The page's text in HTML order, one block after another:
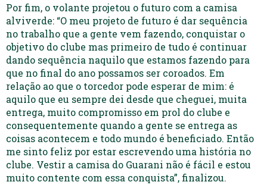
Por fim, o volante projetou o futuro com a camisa
alviverde: “O meu projeto de futuro é dar sequência
no trabalho que a gente vem fazendo, conquistar o
objetivo do clube mas primeiro de tudo é continuar
dando sequência naquilo que estamos fazendo para
que no final do ano possamos ser coroados. Em
relação ao que o torcedor pode esperar de mim: é
aquilo que eu sempre dei desde que cheguei, muita
entrega, muito compromisso em prol do clube e
consequentemente quando a gente se entrega as
coisas acontecem e todo mundo é beneficiado. Então
me sinto feliz por estar escrevendo uma história no
clube. Vestir a camisa do Guarani não é fácil e estou
muito contente com essa conquista”, finalizou.